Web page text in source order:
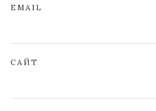
EMAIL
САЙТ